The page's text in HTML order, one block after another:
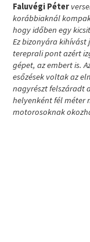
Faluvégi Péter
korábbiaknál
hogy időben egy
Ez bizonyára
tereprali pont azért
gépet, az embert is.
esőzések voltak az
nagyrészt felszáradt
helyenként fél méter
motorosoknak